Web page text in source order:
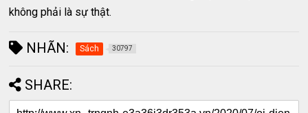
không phải là sự thật.
NHÃN: Sách 30797
SHARE: